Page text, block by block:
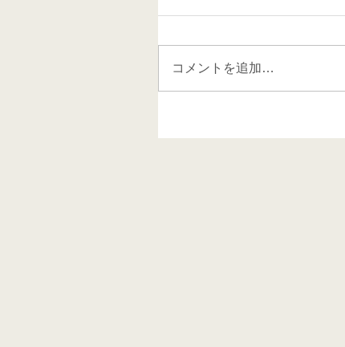
コメントを追加…